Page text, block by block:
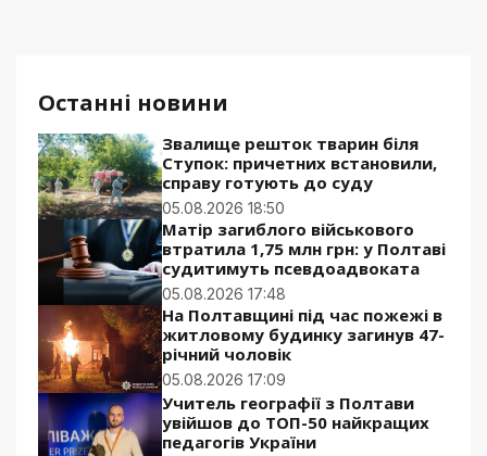
Останні новини
Звалище решток тварин біля
Ступок: причетних встановили,
справу готують до суду
05.08.2026 18:50
Матір загиблого військового
втратила 1,75 млн грн: у Полтаві
судитимуть псевдоадвоката
05.08.2026 17:48
На Полтавщині під час пожежі в
житловому будинку загинув 47-
річний чоловік
05.08.2026 17:09
Учитель географії з Полтави
увійшов до ТОП-50 найкращих
педагогів України